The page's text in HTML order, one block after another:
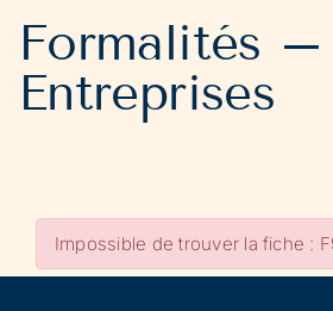
Formalités –
Entreprises
Impossible de trouver la fiche :